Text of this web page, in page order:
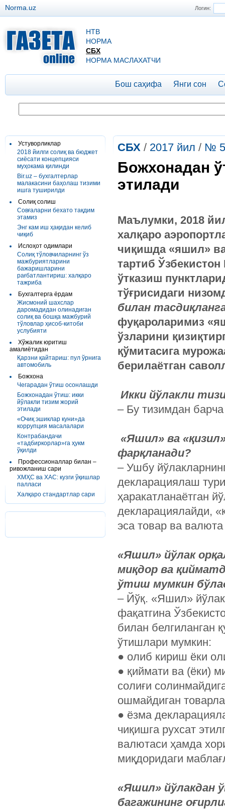
Логин:
Norma.uz
НТВ
НОРМА
СБХ
НОРМА МАСЛАХАТЧИ
Бош саҳифа Янги сон
Устуворликлар
2018 йилги солиқ ва бюджет
сиёсати концепцияси
муҳокама қилинди
Bir.uz – бухгалтерлар
малакасини баҳолаш тизими
ишга туширилди
Солиқ солиш
Совғаларни бехато тақдим
этамиз
Энг кам иш ҳақидан келиб
чиқиб
Ислоҳот одимлари
Солиқ тўловчиларнинг ўз
мажбуриятларини
бажаришларини
рағбатлантириш: халқаро
тажриба
Бухгалтерга ёрдам
Жисмоний шахслар
даромадидан олинадиган
солиқ ва бошқа мажбурий
тўловлар ҳисоб-китоби
услубияти
Хўжалик юритиш
амалиётидан
Қарзни қайтариш: пул ўрнига
автомобиль
Божхона
Чегарадан ўтиш осонлашди
Божхонадан ўтиш: икки
йўлакли тизим жорий
этилади
«Очиқ эшиклар куни»да
коррупция масалалари
Контрабандачи
«тадбиркорлар»га ҳукм
ўқилди
Профессионаллар билан –
ривожланиш сари
ХМҲС ва ХАС: кузги ўқишлар
палласи
Халқаро стандартлар сари
СБХ / 2017 йил / №
Божхонадан
этилади
Маълумки, 2018
халқаро
чиқишда «яшил»
тартиб
ўтказиш
тўғрисидаги
билан
фуқароларимиз
ўзларини
қўмитасига
берилаётган
Икки йўлакли
– Бу тизимдан
«Яшил» ва
фарқланади?
– Ушбу
декларациялаш
ҳаракатланаётган
декларациялайди,
эса товар ва
«Яшил» йўлак
миқдор ва
ўтиш мумкин
– Йўқ. «Яшил»
фақатгина
билан белгиланган
ўтишлари мумкин:
● олиб кириш ёки
● қиймати ва (ёки)
солиғи
ошмайдиган
● ёзма
чиқишга рухсат
валютаси ҳамда
миқдоридаги
«Яшил» йўлакдан
багажининг